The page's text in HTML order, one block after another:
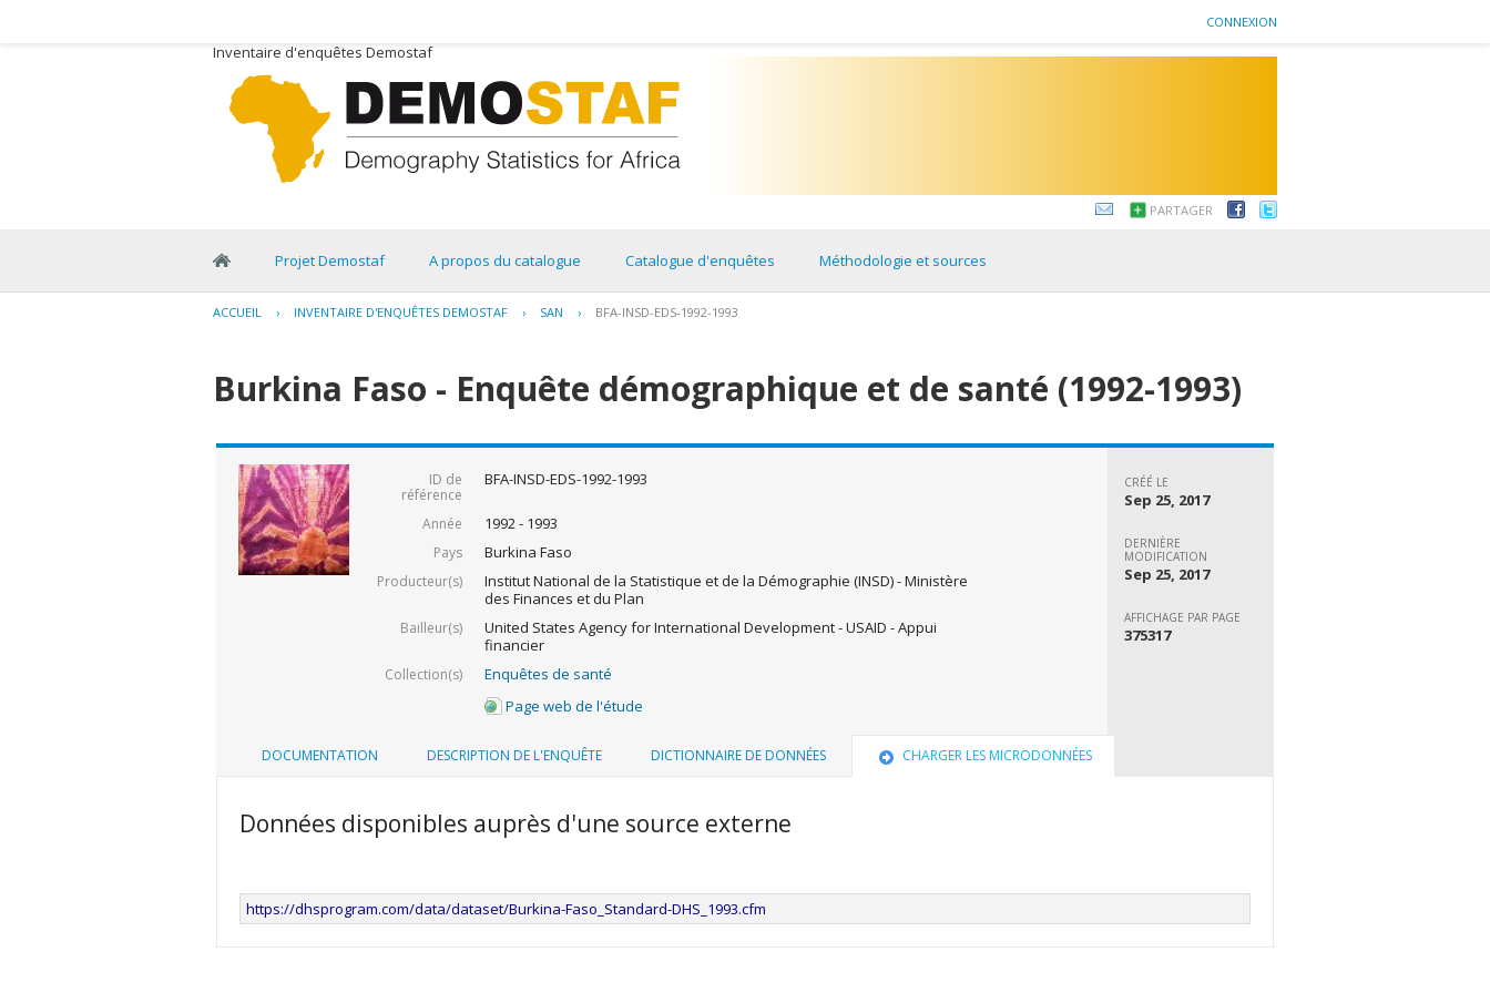
CONNEXION
Inventaire d'enquêtes Demostaf
PARTAGER
Projet Demostaf A propos du catalogue Catalogue d'enquêtes Méthodologie et sources
ACCUEIL › INVENTAIRE D'ENQUÊTES DEMOSTAF › SAN › BFA-INSD-EDS-1992-1993
Burkina Faso - Enquête démographique et de santé (1992-1993)
ID de
référence
BFA-INSD-EDS-1992-1993
Année 1992 - 1993
Pays Burkina Faso
Producteur(s)
Institut National de la Statistique et de la Démographie (INSD) - Ministère
des Finances et du Plan
Bailleur(s)
United States Agency for International Development - USAID - Appui
financier
Collection(s)
Enquêtes de santé
Page web de l'étude
CRÉÉ LE
Sep 25, 2017
DERNIÈRE
MODIFICATION
Sep 25, 2017
AFFICHAGE PAR PAGE
375317
DOCUMENTATION DESCRIPTION DE L'ENQUÊTE DICTIONNAIRE DE DONNÉES CHARGER LES MICRODONNÉES
Données disponibles auprès d'une source externe
https://dhsprogram.com/data/dataset/Burkina-Faso_Standard-DHS_1993.cfm